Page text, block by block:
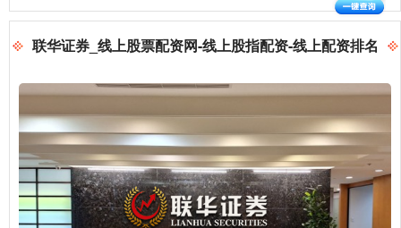
联华证券_线上股票配资网-线上股指配资-线上配资排名